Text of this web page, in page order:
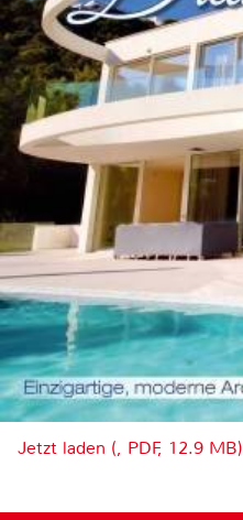
Jetzt laden (, PDF, 12.9 MB)